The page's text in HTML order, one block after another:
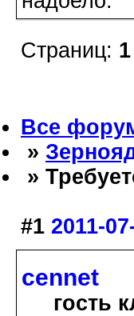
Страниц: 1
Все
»
»
#1 2011-
cennet
гость